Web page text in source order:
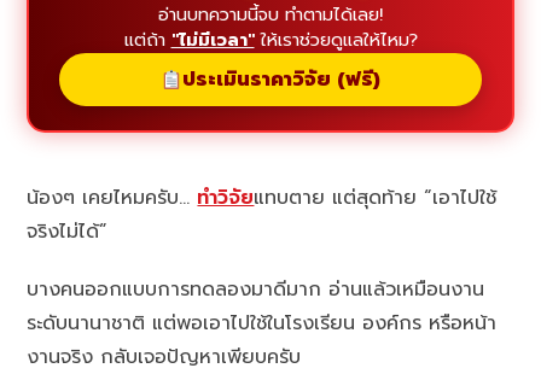
อ่านบทความนี้จบ ทำตามได้เลย!
แต่ถ้า "ไม่มีเวลา"ให้เราช่วยดูแลให้ไหม?
ประเมินราคาวิจัย (ฟรี)
น้องๆ เคยไหมครับ…ทำวิจัยแทบตาย แต่สุดท้าย “เอาไปใช้
จริงไม่ได้”
บางคนออกแบบการทดลองมาดีมาก อ่านแล้วเหมือนงาน
ระดับนานาชาติ แต่พอเอาไปใช้ในโรงเรียน องค์กร หรือหน้า
งานจริง กลับเจอปัญหาเพียบครับ